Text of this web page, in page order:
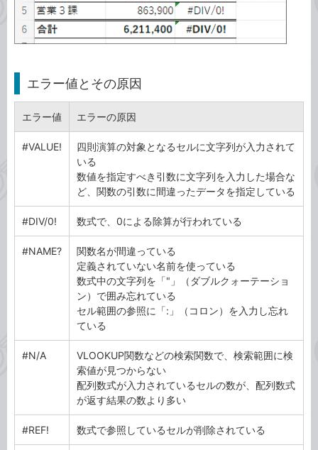
エラー値とその原因
エラー値 エラーの原因
#VALUE!
四則演算の対象となるセルに文字列が入力されて
いる
数値を指定すべき引数に文字列を入力した場合な
ど、関数の引数に間違ったデータを指定している
#DIV/0! 数式で、0による除算が行われている
#NAME?
関数名が間違っている
定義されていない名前を使っている
数式中の文字列を「"」（ダブルクォーテーショ
ン）で囲み忘れている
セル範囲の参照に「:」（コロン）を入力し忘れ
ている
#N/A
VLOOKUP関数などの検索関数で、検索範囲に検
索値が見つからない
配列数式が入力されているセルの数が、配列数式
が返す結果の数より多い
#REF! 数式で参照しているセルが削除されている